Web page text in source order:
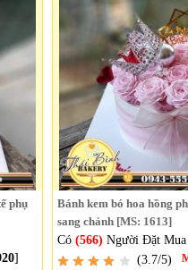
phụ
]
Bánh kem bó hoa hồng
sang chảnh [MS: 1613]
Có (566) Người Đặt Mua
(3.7/5)